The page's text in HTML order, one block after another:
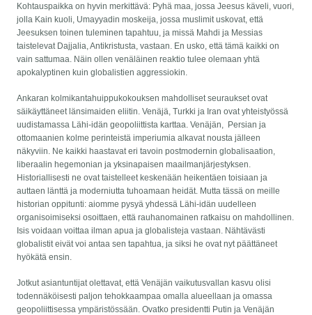
Kohtauspaikka on hyvin merkittävä: Pyhä maa, jossa Jeesus käveli, vuori,
jolla Kain kuoli, Umayyadin moskeija, jossa muslimit uskovat, että
Jeesuksen toinen tuleminen tapahtuu, ja missä Mahdi ja Messias
taistelevat Dajjalia, Antikristusta, vastaan. En usko, että tämä kaikki on
vain sattumaa. Näin ollen venäläinen reaktio tulee olemaan yhtä
apokalyptinen kuin globalistien aggressiokin.
Ankaran kolmikantahuippukokouksen mahdolliset seuraukset ovat
säikäyttäneet länsimaiden eliitin. Venäjä, Turkki ja Iran ovat yhteistyössä
uudistamassa Lähi-idän geopoliittista karttaa. Venäjän, Persian ja
ottomaanien kolme perinteistä imperiumia alkavat nousta jälleen
näkyviin. Ne kaikki haastavat eri tavoin postmodernin globalisaation,
liberaalin hegemonian ja yksinapaisen maailmanjärjestyksen.
Historiallisesti ne ovat taistelleet keskenään heikentäen toisiaan ja
auttaen länttä ja moderniutta tuhoamaan heidät. Mutta tässä on meille
historian oppitunti: aiomme pysyä yhdessä Lähi-idän uudelleen
organisoimiseksi osoittaen, että rauhanomainen ratkaisu on mahdollinen.
Isis voidaan voittaa ilman apua ja globalisteja vastaan. Nähtävästi
globalistit eivät voi antaa sen tapahtua, ja siksi he ovat nyt päättäneet
hyökätä ensin.
Jotkut asiantuntijat olettavat, että Venäjän vaikutusvallan kasvu olisi
todennäköisesti paljon tehokkaampaa omalla alueellaan ja omassa
geopoliittisessa ympäristössään. Ovatko presidentti Putin ja Venäjän